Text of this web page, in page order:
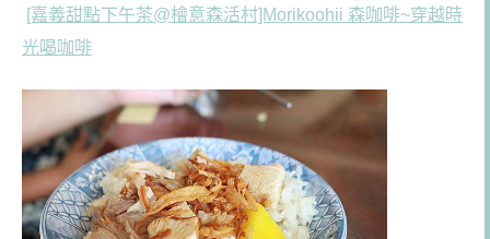
[嘉義甜點下午茶@檜意森活村]Morikoohii 森咖啡~穿越時
光喝咖啡